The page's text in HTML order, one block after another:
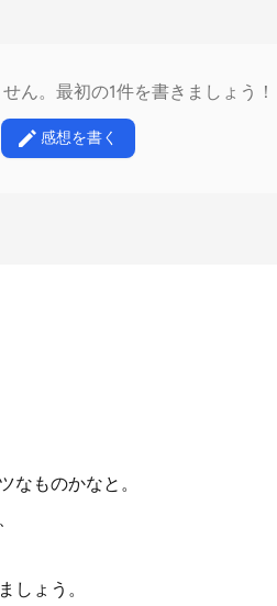
ん。最初の1件を書きましょう！
感想を書く
なものかなと。
しょう。